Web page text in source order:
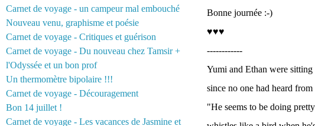
Carnet de voyage - un campeur mal embouché
Nouveau venu, graphisme et poésie
Carnet de voyage - Critiques et guérison
Carnet de voyage - Du nouveau chez Tamsir +
l'Odyssée et un bon prof
Un thermomètre bipolaire !!!
Carnet de voyage - Découragement
Bon 14 juillet !
Carnet de voyage - Les vacances de Jasmine et
Bonne journée :-)
♥♥♥
------------
Yumi and Ethan were
since no one had heard
"He seems to be doing